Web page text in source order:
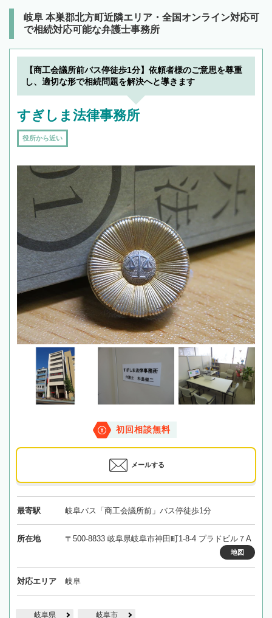
岐阜 本巣郡北方町近隣エリア・全国オンライン対応可
で相続対応可能な弁護士事務所
【商工会議所前バス停徒歩1分】依頼者様のご意思を尊重
し、適切な形で相続問題を解決へと導きます
すぎしま法律事務所
役所から近い
初回相談無料
メールする
最寄駅 岐阜バス「商工会議所前」バス停徒歩1分
所在地 〒500-8833 岐阜県岐阜市神田町1-8-4 プラドビル７A
地図
対応エリア 岐阜
岐阜県 岐阜市